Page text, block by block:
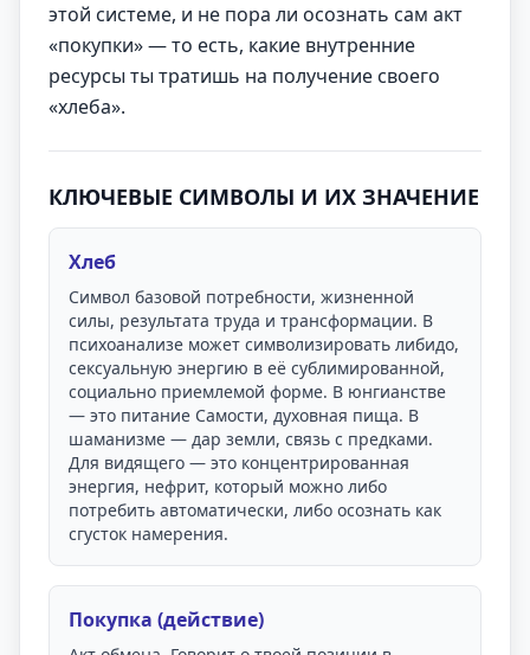
этой системе, и не пора ли осознать сам акт
«покупки» — то есть, какие внутренние
ресурсы ты тратишь на получение своего
«хлеба».
КЛЮЧЕВЫЕ СИМВОЛЫ И ИХ ЗНАЧЕНИЕ
Хлеб
Символ базовой потребности, жизненной
силы, результата труда и трансформации. В
психоанализе может символизировать либидо,
сексуальную энергию в её сублимированной,
социально приемлемой форме. В юнгианстве
— это питание Самости, духовная пища. В
шаманизме — дар земли, связь с предками.
Для видящего — это концентрированная
энергия, нефрит, который можно либо
потребить автоматически, либо осознать как
сгусток намерения.
Покупка (действие)